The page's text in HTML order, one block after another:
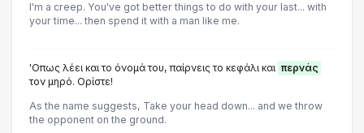
I'm a creep. You've got better things to do with your last... with
your time... then spend it with a man like me.
'Οπως λέει και το όνομά του, παίρνεις το κεφάλι και περνάς
τον μηρό. Ορίστε!
As the name suggests, Take your head down... and we throw
the opponent on the ground.